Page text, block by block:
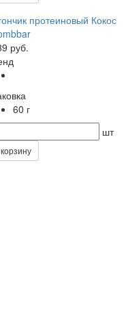
протеиновый Кокос
руб.
60 г
шт